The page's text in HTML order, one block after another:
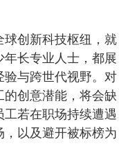
创新科技枢纽，就
长专业人士，都展
与跨世代视野。对
创意潜能，将会缺
若在职场持续遭遇
以及避开被标榜为